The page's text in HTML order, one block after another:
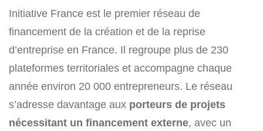
Initiative France est le premier réseau de
financement de la création et de la reprise
d’entreprise en France. Il regroupe plus de 230
plateformes territoriales et accompagne chaque
année environ 20 000 entrepreneurs. Le réseau
s’adresse davantage aux porteurs de projets
nécessitant un financement externe, avec un